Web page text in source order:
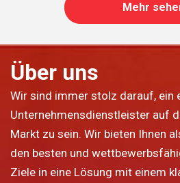
Mehr
Über uns
Wir sind immer stolz darauf, ein
Unternehmensdienstleister auf
Markt zu sein. Wir bieten Ihnen
den besten und
Ziele in eine Lösung mit einem